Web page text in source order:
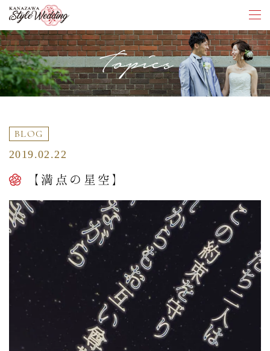
Topics
BLOG
2019.02.22
【満点の星空】